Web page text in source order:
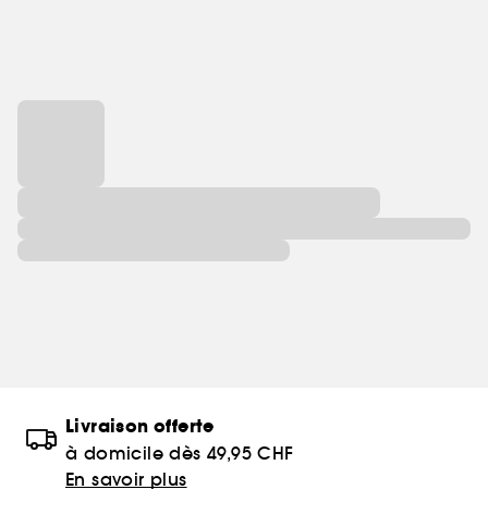
Livraison offerte
à domicile dès 49,95 CHF
En savoir plus